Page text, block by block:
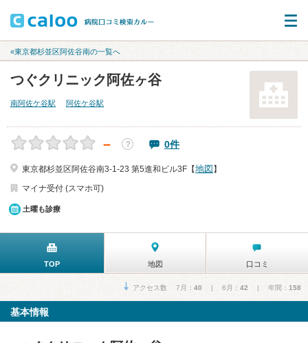
«東京都杉並区阿佐谷南の一覧へ
つぐクリニック阿佐ヶ谷
南阿佐ケ谷駅 阿佐ケ谷駅
－ ？ 0件
東京都杉並区阿佐谷南3-1-23 第5進和ビル3F【地図 】
マイナ受付 (スマホ可)
土曜も診療
TOP 地図 口コミ
アクセス数 7月： 40 | 6月： 42 | 年間： 158
基本情報